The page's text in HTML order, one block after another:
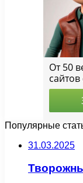
Популярные
31.03.2025